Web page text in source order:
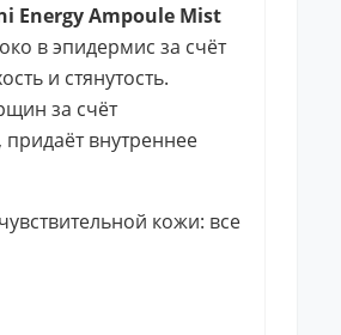
Energy Ampoule Mist
в эпидермис за счёт
и стянутость.
за счёт
внутреннее
кожи: все